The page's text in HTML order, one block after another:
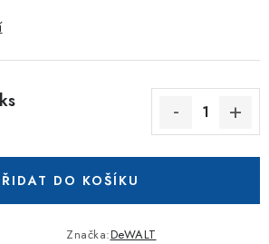
DO KOŠÍKU
Značka:DeWALT